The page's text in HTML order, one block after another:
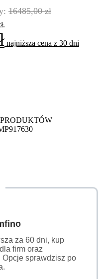
16485,00zł
najniższa cena z 30 dni
za 60 dni, kup
firm oraz
Opcje sprawdzisz po